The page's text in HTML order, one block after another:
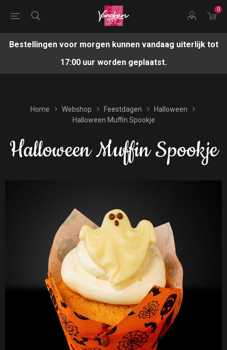
0
Bestellingen voor morgen kunnen vandaag uiterlijk tot
17:00 uur worden geplaatst.
Home Webshop Feestdagen
Halloween
Halloween Muffin Spookje
Halloween Muffin Spookje